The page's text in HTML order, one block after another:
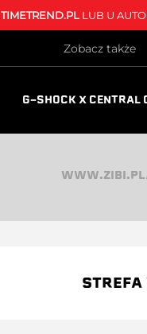
TIMETREND.PLLUB U
Zobacz także
G-SHOCK X CENTRAL